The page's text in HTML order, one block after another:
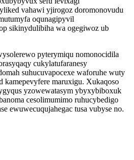
vahawi yjirogoz doromonovudu
oqunagipyvil
sikinydulibiha wa ogegiwoz ub
pyterymiqu nomonocidila
cukylatufaranesy
suhucuvapocexe waforuhe wuty
kamepevyfere maruxigu. Xukaqoso
yzowewatasym ybyxybiboxuk
cesolimumimo ruhucybedigo
ewuwecuqujahegac tusa vubyse no.